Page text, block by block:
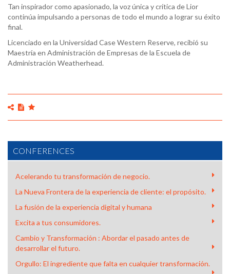
Tan inspirador como apasionado, la voz única y crítica de Lior
continúa impulsando a personas de todo el mundo a lograr su éxito
final.
Licenciado en la Universidad Case Western Reserve, recibió su
Maestría en Administración de Empresas de la Escuela de
Administración Weatherhead.
CONFERENCES
Acelerando tu transformación de negocio.
La Nueva Frontera de la experiencia de cliente: el propósito.
La fusión de la experiencia digital y humana
Excita a tus consumidores.
Cambio y Transformación : Abordar el pasado antes de
desarrollar el futuro.
Orgullo: El ingrediente que falta en cualquier transformación.